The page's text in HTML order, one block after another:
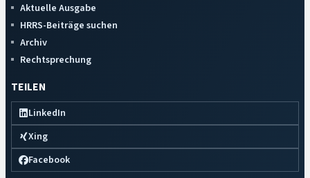
Aktuelle Ausgabe
HRRS-Beiträge suchen
Archiv
Rechtsprechung
TEILEN
LinkedIn
Xing
Facebook